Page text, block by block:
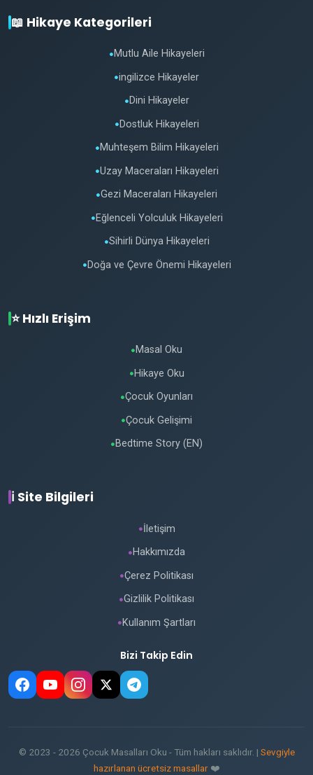
📖 Hikaye Kategorileri
● Mutlu Aile Hikayeleri
●ingilizce Hikayeler
● Dini Hikayeler
● Dostluk Hikayeleri
● Muhteşem Bilim Hikayeleri
●Uzay Maceraları Hikayeleri
●Gezi Maceraları Hikayeleri
● Eğlenceli Yolculuk Hikayeleri
●Sihirli Dünya Hikayeleri
● Doğa ve Çevre Önemi Hikayeleri
⭐ Hızlı Erişim
● Masal Oku
● Hikaye Oku
●Çocuk Oyunları
●Çocuk Gelişimi
● Bedtime Story (EN)
ℹ️ Site Bilgileri
●İletişim
● Hakkımızda
●Çerez Politikası
●Gizlilik Politikası
● Kullanım Şartları
Bizi Takip Edin
© 2023 - 2026 Çocuk Masalları Oku - Tüm hakları saklıdır. | Sevgiyle
hazırlanan ücretsiz masallar ❤️